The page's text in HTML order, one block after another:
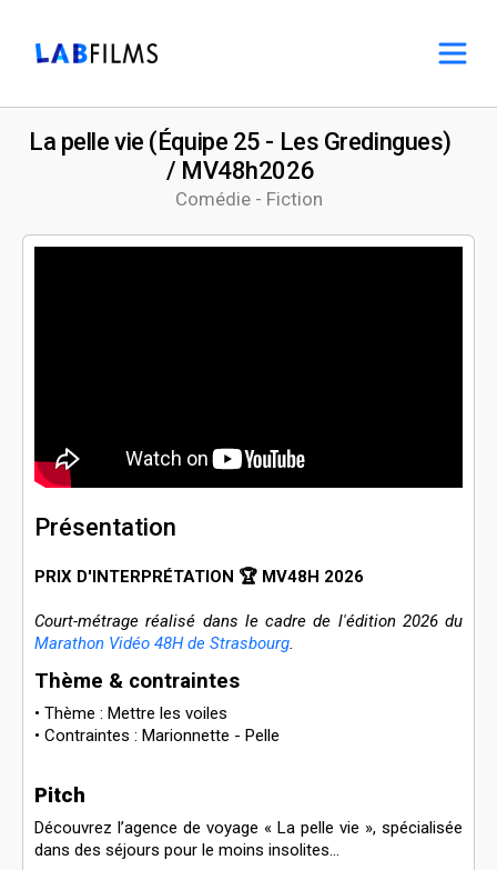
Comédie - Fiction
La pelle vie (Équipe 25 - Les Gredingues)
/ MV48h2026
Présentation
PRIX D'INTERPRÉTATION 🏆 MV48H 2026
Court-métrage réalisé dans le cadre de l'édition 2026 du
Marathon Vidéo 48H de Strasbourg.
Thème & contraintes
• Thème : Mettre les voiles
• Contraintes : Marionnette - Pelle
Pitch
Découvrez l’agence de voyage « La pelle vie », spécialisée
dans des séjours pour le moins insolites...